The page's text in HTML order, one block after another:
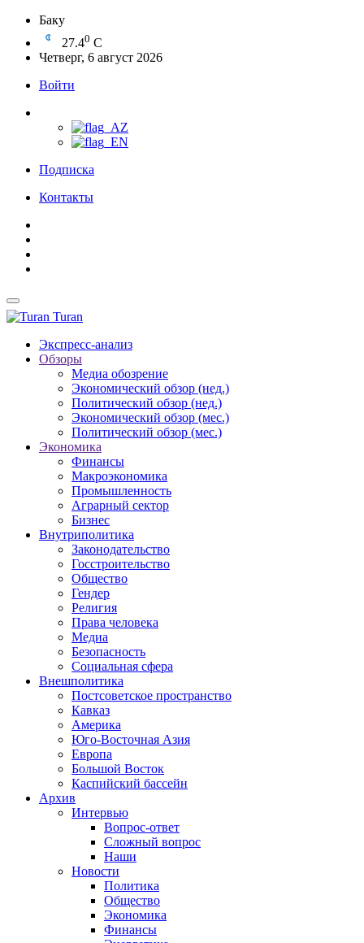
Баку
27.40 C
Четверг, 6 август 2026
Войти
Подписка
Контакты
Turan
Экспресс-анализ
Обзоры
Медиа обозрение
Экономический обзор (нед.)
Политический обзор (нед.)
Экономический обзор (мес.)
Политический обзор (мес.)
Экономика
Финансы
Макроэкономика
Промышленность
Аграрный сектор
Бизнес
Внутриполитика
Законодательство
Госстроительство
Общество
Гендер
Религия
Права человека
Медиа
Безопасность
Социальная сфера
Внешполитика
Постсоветское пространство
Кавказ
Америка
Юго-Восточная Азия
Европа
Большой Восток
Каспийский бассейн
Архив
Интервью
Вопрос-ответ
Сложный вопрос
Наши
Новости
Политика
Общество
Экономика
Финансы